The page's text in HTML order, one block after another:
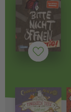
Merken (